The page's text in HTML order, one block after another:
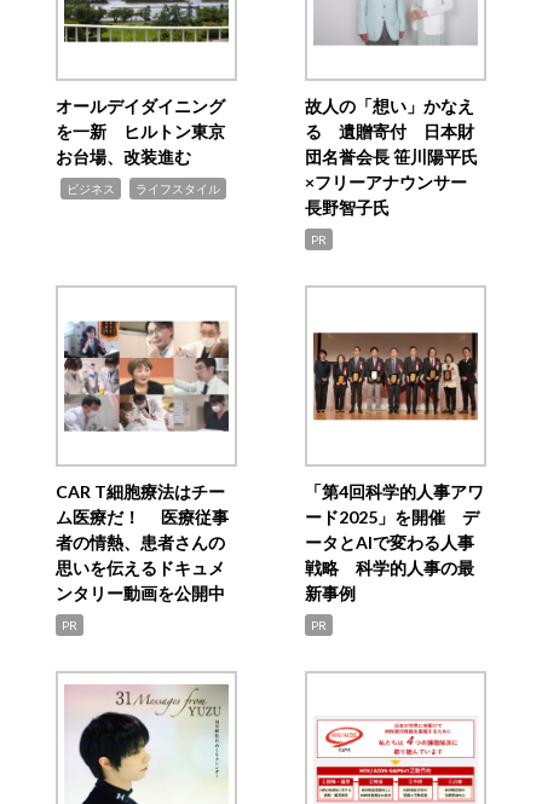
オールデイダイニング
を一新 ヒルトン東京
お台場、改装進む
ビジネス ライフスタイル
故人の「想い」かなえ
る 遺贈寄付 日本財
団名誉会長 笹川陽平氏
×フリーアナウンサー
長野智子氏
PR
CAR T細胞療法はチー
ム医療だ！ 医療従事
者の情熱、患者さんの
思いを伝えるドキュメ
ンタリー動画を公開中
PR
「第4回科学的人事アワ
ード2025」を開催 デ
ータとAIで変わる人事
戦略 科学的人事の最
新事例
PR